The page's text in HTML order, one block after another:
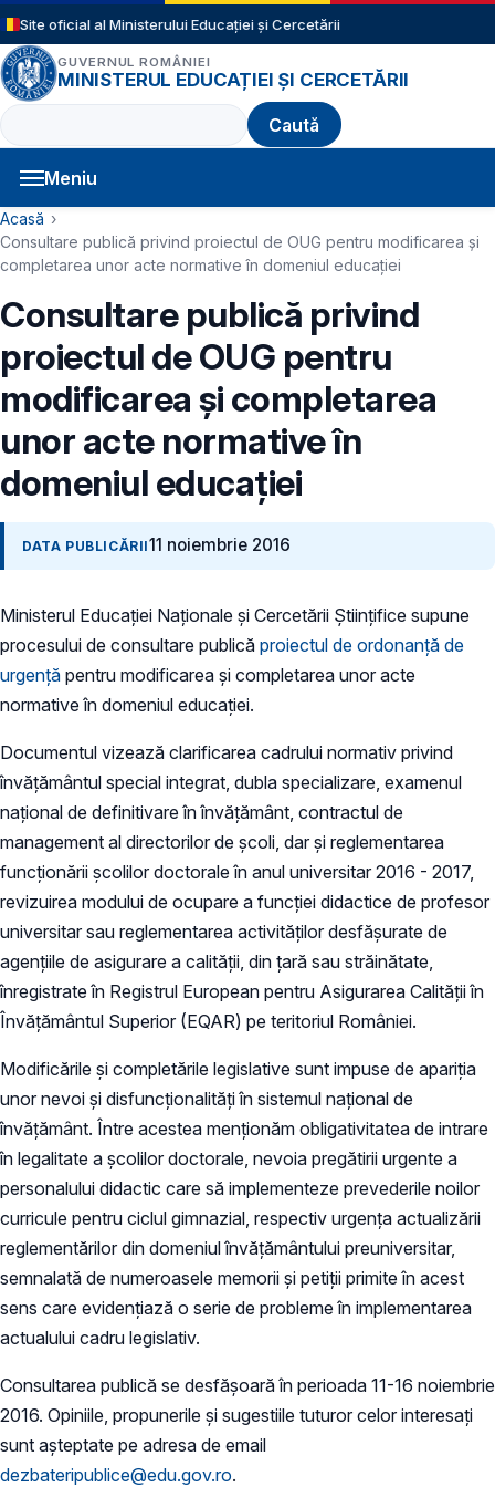
Sari la conținutul principal
Site oficial al Ministerului Educației și Cercetării
GUVERNUL ROMÂNIEI
MINISTERUL EDUCAȚIEI ȘI CERCETĂRII
Caută
Meniu
Navigație principală
Cale de navigare
Acasă
Consultare publică privind proiectul de OUG pentru modificarea și
completarea unor acte normative în domeniul educației
Consultare publică privind
proiectul de OUG pentru
modificarea și completarea
unor acte normative în
domeniul educației
DATA PUBLICĂRII11 noiembrie 2016
Ministerul Educației Naționale și Cercetării Științifice supune
procesului de consultare publică proiectul de ordonanță de
urgență pentru modificarea și completarea unor acte
normative în domeniul educației.
Documentul vizează clarificarea cadrului normativ privind
învățământul special integrat, dubla specializare, examenul
național de definitivare în învățământ, contractul de
management al directorilor de școli, dar și reglementarea
funcționării școlilor doctorale în anul universitar 2016 - 2017,
revizuirea modului de ocupare a funcției didactice de profesor
universitar sau reglementarea activităților desfășurate de
agențiile de asigurare a calității, din țară sau străinătate,
înregistrate în Registrul European pentru Asigurarea Calității în
Învățământul Superior (EQAR) pe teritoriul României.
Modificările și completările legislative sunt impuse de apariția
unor nevoi și disfuncționalități în sistemul național de
învățământ. Între acestea menționăm obligativitatea de intrare
în legalitate a școlilor doctorale, nevoia pregătirii urgente a
personalului didactic care să implementeze prevederile noilor
curricule pentru ciclul gimnazial, respectiv urgența actualizării
reglementărilor din domeniul învățământului preuniversitar,
semnalată de numeroasele memorii și petiții primite în acest
sens care evidențiază o serie de probleme în implementarea
actualului cadru legislativ.
Consultarea publică se desfășoară în perioada 11-16 noiembrie
2016. Opiniile, propunerile și sugestiile tuturor celor interesați
sunt așteptate pe adresa de email
dezbateripublice@edu.gov.ro.